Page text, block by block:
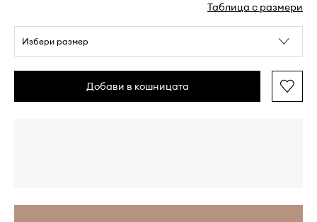
Таблица с размери
Избери размер
Добави в кошницата